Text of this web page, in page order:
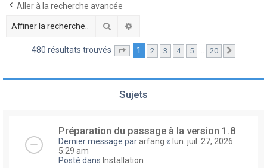
Aller à la recherche avancée
Rechercher
480 résultats trouvés Page sur20
1 2 3 4 5 … 20
Sujets
Préparation du passage à la version 1.8
Dernier message pararfang « lun. juil. 27, 2026
5:29 am
Posté dans Installation